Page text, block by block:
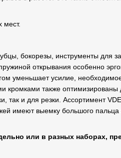
мест.
бокорезы, инструменты для
открывания особенно
уменьшает усилие,
кромками также оптимизированы
так и для резки. Ассортимент
имеют выемку большого пальца
или в разных наборах,